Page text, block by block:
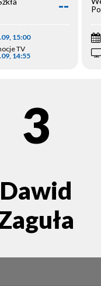
--
15:00
TV
14:55
3
Dawid